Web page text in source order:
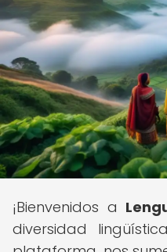
¡Bienvenidos a
diversidad